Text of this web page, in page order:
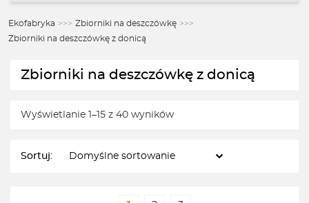
Ekofabryka >>> Zbiorniki na deszczówkę >>>
Zbiorniki na deszczówkę z donicą
Zbiorniki na deszczówkę z donicą
Wyświetlanie 1–15 z 40 wyników
Sortuj: